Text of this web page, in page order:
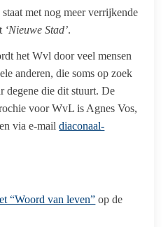
met nog meer verrijkende
‘Nieuwe Stad’.
het Wvl door veel mensen
anderen, die soms op zoek
degene die dit stuurt. De
voor WvL is Agnes Vos,
via e-maildiaconaal-
“Woord van leven” op de